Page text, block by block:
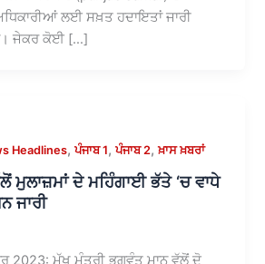
ਲਈ ਸਖ਼ਤ ਹਦਾਇਤਾਂ ਜਾਰੀ
ਜੇਕਰ ਕੋਈ […]
Headlines,ਪੰਜਾਬ 1,ਪੰਜਾਬ 2,ਖ਼ਾਸ ਖ਼ਬਰਾਂ
ਮੁਲਾਜ਼ਮਾਂ ਦੇ ਮਹਿੰਗਾਈ ਭੱਤੇ ‘ਚ ਵਾਧੇ
ਜਾਰੀ
2023: ਮੁੱਖ ਮੰਤਰੀ ਭਗਵੰਤ ਮਾਨ ਵੱਲੋਂ ਦੋ